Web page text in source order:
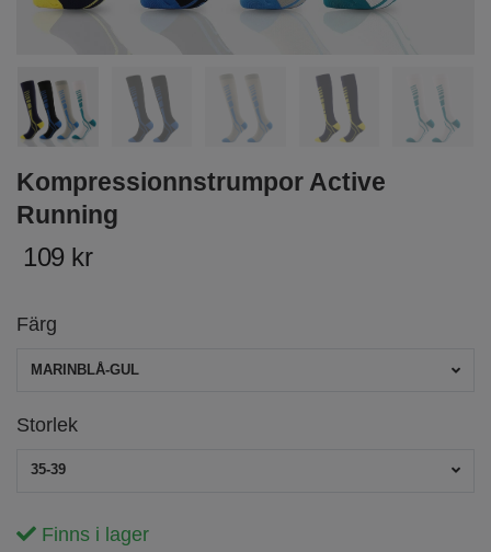
Kompressionnstrumpor Active
Running
109 kr
Färg
MARINBLÅ-GUL
Storlek
35-39
Finns i lager